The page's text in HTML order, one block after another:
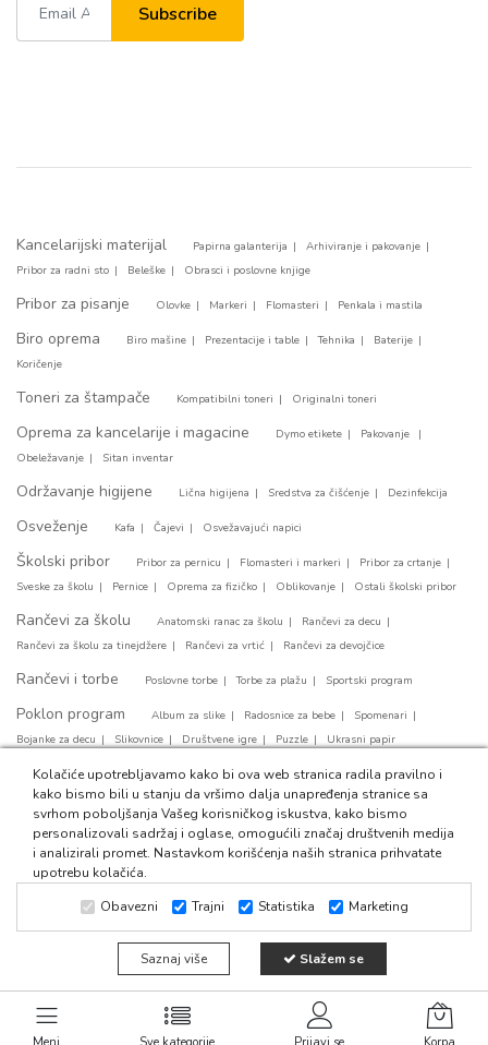
Subscribe
Kancelarijski materijal Papirna galanterija
Arhiviranje i pakovanje
Pribor za radni sto
Beleške Obrasci i poslovne knjige
Pribor za pisanje Olovke Markeri Flomasteri Penkala i mastila
Biro oprema Biro mašine Prezentacije i table Tehnika
Baterije
Koričenje
Toneri za štampače Kompatibilni toneri Originalni toneri
Oprema za kancelarije i magacine Dymo etikete
Pakovanje
Obeležavanje
Sitan inventar
Održavanje higijene Lična higijena Sredstva za čišćenje Dezinfekcija
Osveženje Kafa Čajevi Osvežavajući napici
Školski pribor Pribor za pernicu Flomasteri i markeri
Pribor za crtanje
Sveske za školu
Pernice Oprema za fizičko Oblikovanje Ostali školski pribor
Rančevi za školu Anatomski ranac za školu
Rančevi za decu
Rančevi za školu za tinejdžere
Rančevi za vrtić Rančevi za devojčice
Rančevi i torbe Poslovne torbe Torbe za plažu Sportski program
Poklon program Album za slike Radosnice za bebe
Spomenari
Bojanke za decu
Slikovnice Društvene igre Puzzle Ukrasni papir
Party program Papirni tanjirići Svećice za tortu
Party salvete
Baloni za rodjendan
Ukrasne kese
© 2024 Fiducia011. Sva prava zadržana. Web development:
by Global Webmasters -Izrada internet prodavnice
www.wbsdigital.com
Kolačiće upotrebljavamo kako bi ova web stranica radila pravilno i
kako bismo bili u stanju da vršimo dalja unapređenja stranice sa
svrhom poboljšanja Vašeg korisničkog iskustva, kako bismo
personalizovali sadržaj i oglase, omogućili značaj društvenih medija
i analizirali promet. Nastavkom korišćenja naših stranica prihvatate
upotrebu kolačića.
Obavezni
Trajni Statistika Marketing
Saznaj više Slažem se